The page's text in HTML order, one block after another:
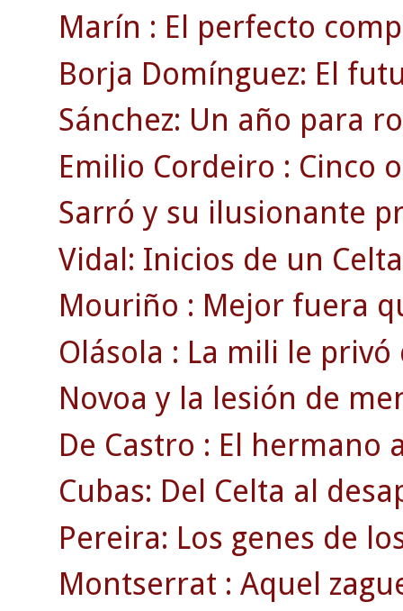
Marín : El perfecto
Borja Domínguez: El
Sánchez: Un año para
Emilio Cordeiro : Cinco
Sarró y su ilusionante
Vidal: Inicios de un
Mouriño : Mejor fuera
Olásola : La mili le
Novoa y la lesión de
De Castro : El hermano
Cubas: Del Celta al
Pereira: Los genes de
Montserrat : Aquel